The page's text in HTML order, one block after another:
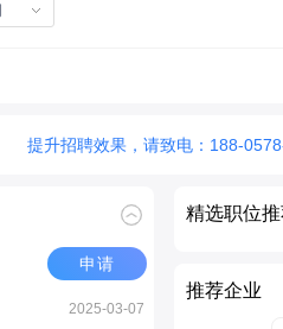
提升招聘效果，请致电：188-
申请
2025-03-07
精选职位
推荐企业